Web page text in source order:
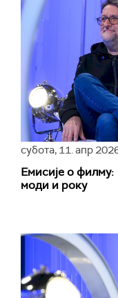
субота, 11. апр
Емисије о
моди и року